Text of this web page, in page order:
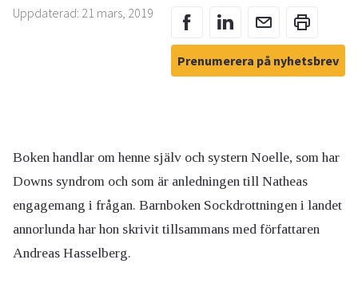
Uppdaterad: 21 mars, 2019
Prenumerera på nyhetsbrev
Boken handlar om henne själv och systern Noelle, som har
Downs syndrom och som är anledningen till Natheas
engagemang i frågan. Barnboken Sockdrottningen i landet
annorlunda har hon skrivit tillsammans med författaren
Andreas Hasselberg.